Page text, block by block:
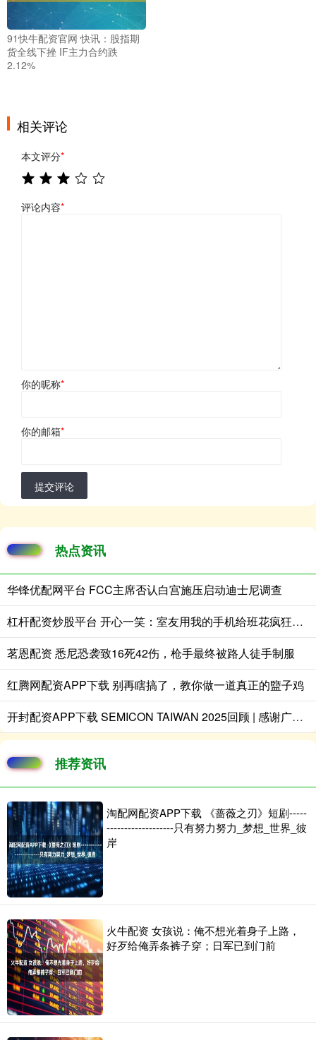
91快牛配资官网 快讯：股指期
货全线下挫 IF主力合约跌
2.12%
相关评论
本文评分*
评论内容*
你的昵称*
你的邮箱*
提交评论
热点资讯
华锋优配网平台 FCC主席否认白宫施压启动迪士尼调查
杠杆配资炒股平台 开心一笑：室友用我的手机给班花疯狂示爱，可没想到刚拨通……
茗恩配资 悉尼恐袭致16死42伤，枪手最终被路人徒手制服
红腾网配资APP下载 别再瞎搞了，教你做一道真正的盬子鸡
开封配资APP下载 SEMICON TAIWAN 2025回顾 | 感谢广大朋友的莅临，卓兴半导体期待与您明年再会！
推荐资讯
淘配网配资APP下载 《蔷薇之刃》短剧-----
-------------------只有努力努力_梦想_世界_彼
岸
火牛配资 女孩说：俺不想光着身子上路，
好歹给俺弄条裤子穿；日军已到门前